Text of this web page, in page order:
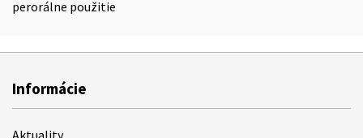
perorálne použitie
Informácie
Aktuality